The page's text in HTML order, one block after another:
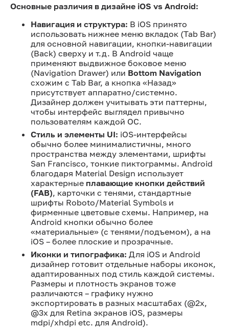
Основные различия в дизайне iOS vs Android:
Навигация и структура: В iOS принято
использовать нижнее меню вкладок (Tab Bar)
для основной навигации, кнопки-навигации
(Back) сверху и т.д. В Android чаще
применяют выдвижное боковое меню
(Navigation Drawer) или Bottom Navigation
схожим с Tab Bar, а кнопка «Назад»
присутствует аппаратно/системно.
Дизайнер должен учитывать эти паттерны,
чтобы интерфейс выглядел привычно
пользователям каждой ОС.
Стиль и элементы UI: iOS-интерфейсы
обычно более минималистичны, много
пространства между элементами, шрифты
San Francisco, тонкие пиктограммы. Android
благодаря Material Design использует
характерные плавающие кнопки действий
(FAB), карточки с тенями, стандартные
шрифты Roboto/Material Symbols и
фирменные цветовые схемы. Например, на
Android кнопки обычно более
«материальные» (с тенями/подъемом), а на
iOS – более плоские и прозрачные.
Иконки и типографика: Для iOS и Android
дизайнер готовит отдельные наборы иконок,
адаптированных под стиль каждой системы.
Размеры и плотность экранов тоже
различаются – графику нужно
экспортировать в разных масштабах (@2x,
@3x для Retina экранов iOS, размеры
mdpi/xhdpi etc. для Android).